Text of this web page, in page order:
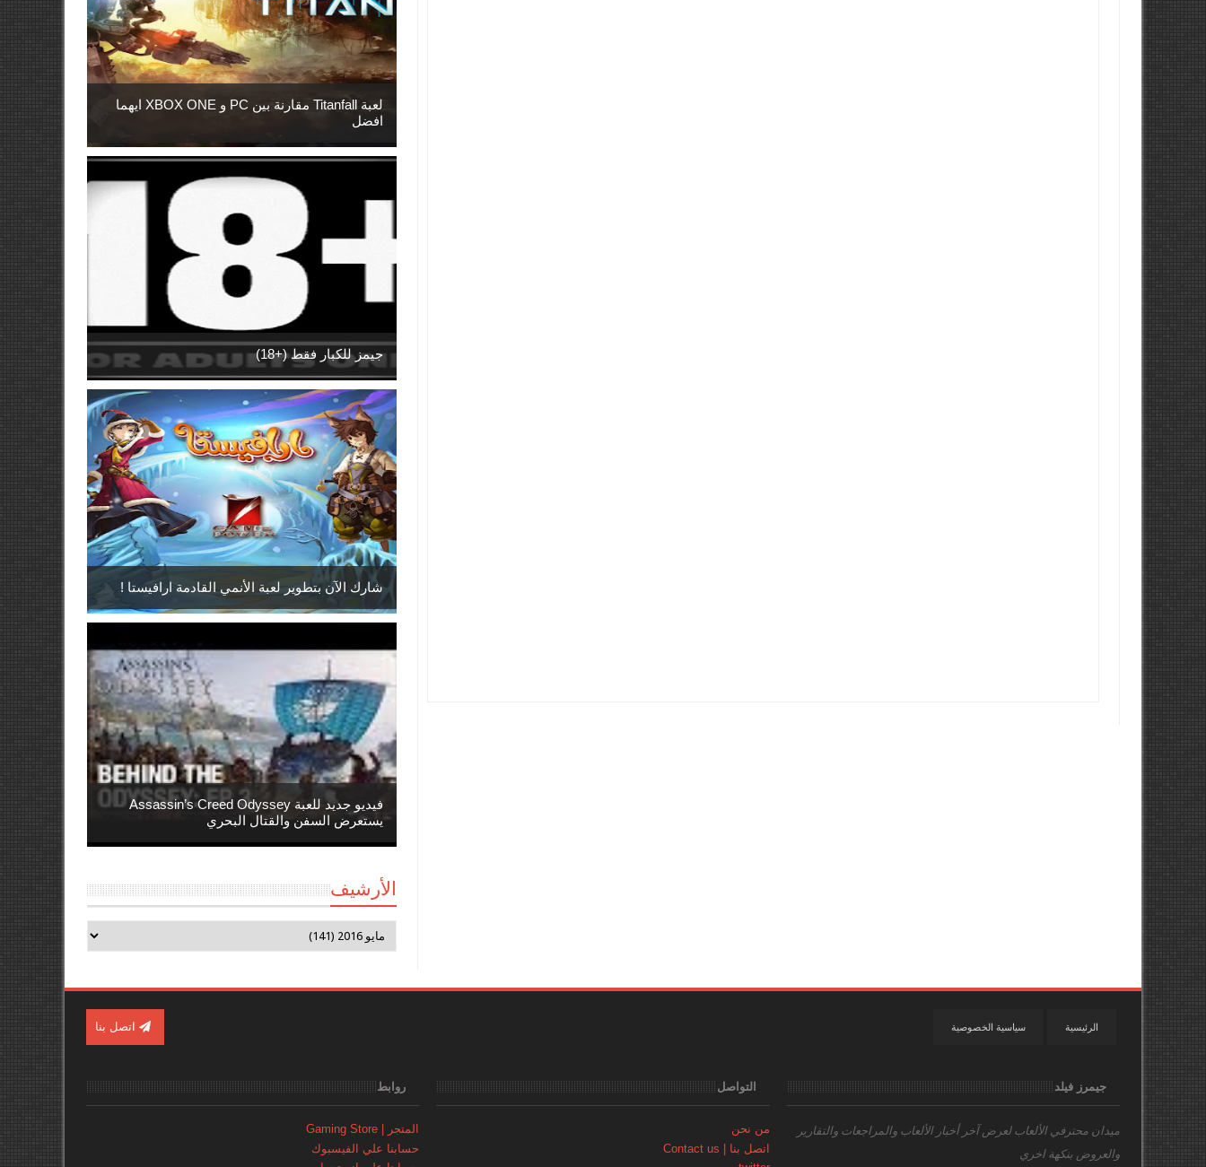
لعبة Titanfall مقارنة بين PC و XBOX ONE ايهما
افضل
جيمز للكبار فقط (+18)
شارك الآن بتطوير لعبة الأنمي القادمة ارافيستا !
فيديو جديد للعبة Assassin’s Creed Odyssey
يستعرض السفن والقتال البحري
الأرشيف
سياسية الخصوصية الرئيسية اتصل بنا
جيمرز فيلد
ميدان محترفي الألعابلعرض آخر أخبار الألعاب والمراجعات والتقارير
والعروض بنكهة اخري
التواصل
من نحن
اتصل بنا | Contact us
روابط
المتجر | Gaming Store
حسابنا علي الفيسبوك